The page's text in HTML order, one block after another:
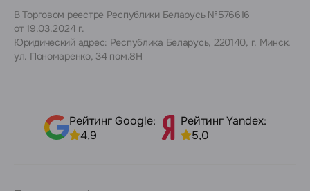
В Торговом реестре Республики Беларусь №576616
от 19.03.2024 г.
Юридический адрес: Республика Беларусь, 220140, г. Минск,
ул. Пономаренко, 34 пом.8Н
Рейтинг Google:
4,9
Рейтинг Yandex:
5,0